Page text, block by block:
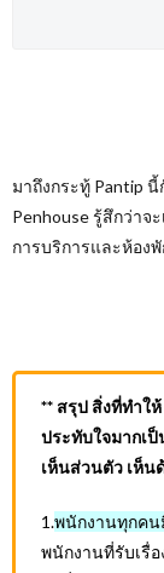
มาถึงกระทู้ Pantip
Penhouse รู้สึกว่าจ
การบริการและห้อง
** สรุป สิ่งที่ทำใ
ประทับใจมากเ
เห็นส่วนตัว เห็น
1.พนักงานทุกคน
พนักงานที่รับเรื่